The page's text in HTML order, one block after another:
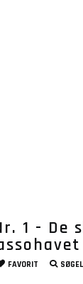
1 - De
FAVORIT